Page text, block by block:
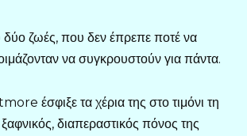
ζωές, που δεν έπρεπε ποτέ να
να συγκρουστούν για πάντα.
έσφιξε τα χέρια της στο τιμόνι τη
διαπεραστικός πόνος της